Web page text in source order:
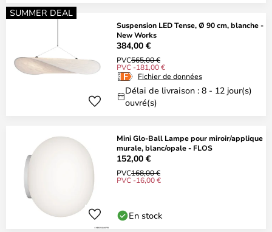
SUMMER DEAL
Suspension LED Tense, Ø 90 cm, blanche -
New Works
384,00 €
PVC565,00 €
PVC -181,00 €
Fichier de données
Délai de livraison : 8 - 12 jour(s)
ouvré(s)
Mini Glo-Ball Lampe pour miroir/applique
murale, blanc/opale - FLOS
152,00 €
PVC168,00 €
PVC -16,00 €
En stock